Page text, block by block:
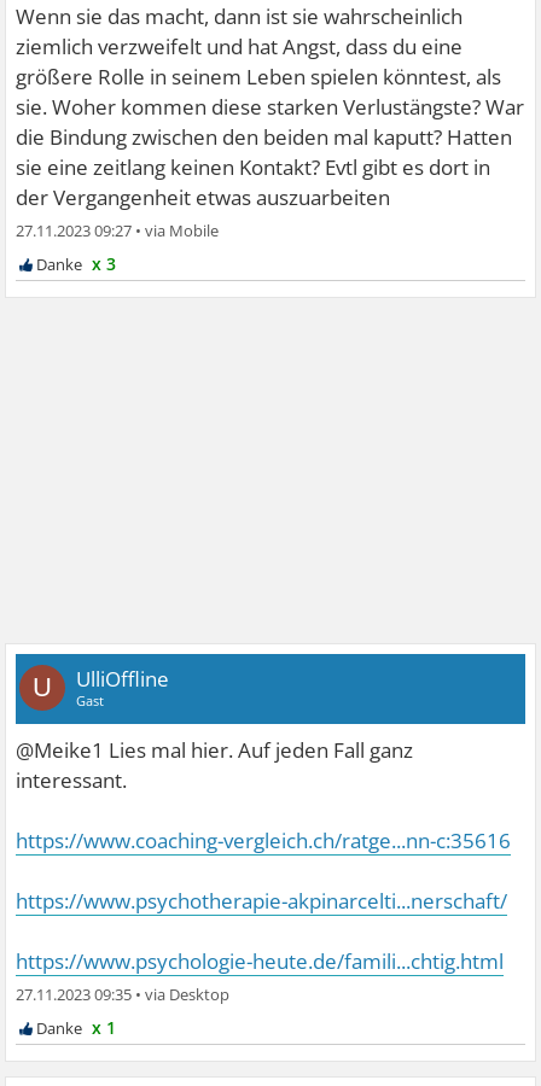
Wenn sie das macht, dann ist sie wahrscheinlich
ziemlich verzweifelt und hat Angst, dass du eine
größere Rolle in seinem Leben spielen könntest, als
sie. Woher kommen diese starken Verlustängste? War
die Bindung zwischen den beiden mal kaputt? Hatten
sie eine zeitlang keinen Kontakt? Evtl gibt es dort in
der Vergangenheit etwas auszuarbeiten
27.11.2023 09:27 •
x 3
U UlliOffline
Gast
@Meike1 Lies mal hier. Auf jeden Fall ganz
interessant.
https://www.coaching-vergleich.ch/ratge...nn-c:35616
https://www.psychotherapie-akpinarcelti...nerschaft/
https://www.psychologie-heute.de/famili...chtig.html
27.11.2023 09:35 •
x 1